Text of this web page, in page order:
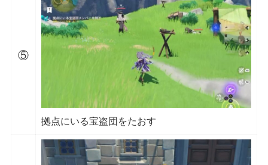
⑤
拠点にいる宝盗団をたおす